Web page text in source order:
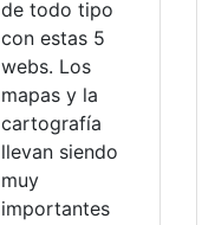
de todo tipo
con estas 5
webs. Los
mapas y la
cartografía
llevan siendo
muy
importantes